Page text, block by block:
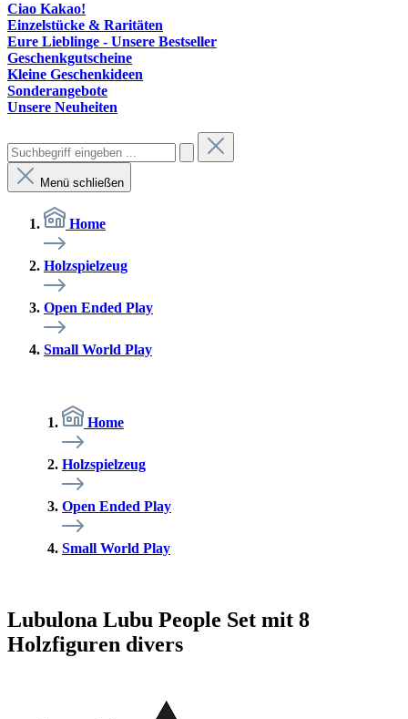
Ciao Kakao!
Einzelstücke & Raritäten
Eure Lieblinge - Unsere Bestseller
Geschenkgutscheine
Kleine Geschenkideen
Sonderangebote
Unsere Neuheiten
Menü schließen
Home
Holzspielzeug
Open Ended Play
Small World Play
Home
Holzspielzeug
Open Ended Play
Small World Play
Lubulona Lubu People Set mit 8
Holzfiguren divers